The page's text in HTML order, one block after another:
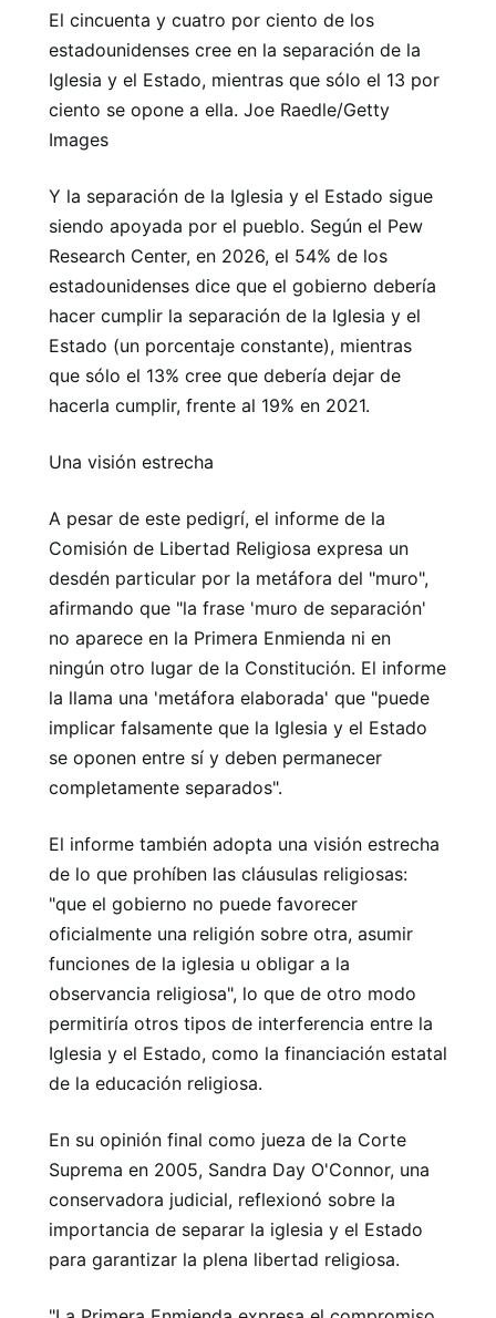
El cincuenta y cuatro por ciento de los
estadounidenses cree en la separación de la
Iglesia y el Estado, mientras que sólo el 13 por
ciento se opone a ella. Joe Raedle/Getty
Images
Y la separación de la Iglesia y el Estado sigue
siendo apoyada por el pueblo. Según el Pew
Research Center, en 2026, el 54% de los
estadounidenses dice que el gobierno debería
hacer cumplir la separación de la Iglesia y el
Estado (un porcentaje constante), mientras
que sólo el 13% cree que debería dejar de
hacerla cumplir, frente al 19% en 2021.
Una visión estrecha
A pesar de este pedigrí, el informe de la
Comisión de Libertad Religiosa expresa un
desdén particular por la metáfora del "muro",
afirmando que "la frase 'muro de separación'
no aparece en la Primera Enmienda ni en
ningún otro lugar de la Constitución. El informe
la llama una 'metáfora elaborada' que "puede
implicar falsamente que la Iglesia y el Estado
se oponen entre sí y deben permanecer
completamente separados".
El informe también adopta una visión estrecha
de lo que prohíben las cláusulas religiosas:
"que el gobierno no puede favorecer
oficialmente una religión sobre otra, asumir
funciones de la iglesia u obligar a la
observancia religiosa", lo que de otro modo
permitiría otros tipos de interferencia entre la
Iglesia y el Estado, como la financiación estatal
de la educación religiosa.
En su opinión final como jueza de la Corte
Suprema en 2005, Sandra Day O'Connor, una
conservadora judicial, reflexionó sobre la
importancia de separar la iglesia y el Estado
para garantizar la plena libertad religiosa.